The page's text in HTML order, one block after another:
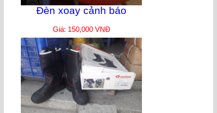
Đèn xoay cảnh báo
Giá: 150,000 VNĐ